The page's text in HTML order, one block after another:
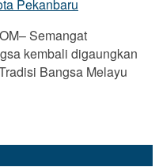
Semangat
kembali digaungkan
Bangsa Melayu